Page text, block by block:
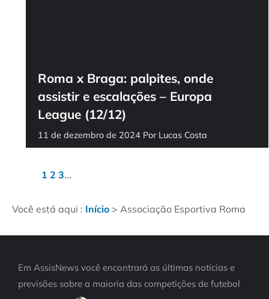
Roma x Braga: palpites, onde
assistir e escalações – Europa
League (12/12)
11 de dezembro de 2024 Por Lucas Costa
1 2 3...
Você está aqui : Início > Associação Esportiva Roma
Em AssisNews você encontrará as últimas notícias e
previsões sobre a maioria das competições de futebol